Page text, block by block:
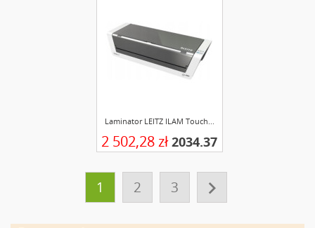
Laminator LEITZ ILAM Touch...
2 502,28 zł 2034.37
1 2 3 